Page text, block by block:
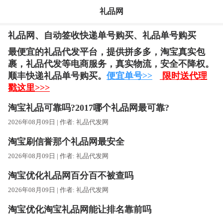
礼品网
礼品网、自动签收快递单号购买、礼品单号购买
最便宜的礼品代发平台，提供拼多多，淘宝真实包
裹，礼品代发等电商服务， 真实物流，安全不降权。
顺丰快递礼品单号购买。 便宜单号>>
限时送代理
戳这里>>>
淘宝礼品可靠吗?2017哪个礼品网最可靠?
2026年08月09日 | 作者: 礼品代发网
淘宝刷信誉那个礼品网最安全
2026年08月09日 | 作者: 礼品代发网
淘宝优化礼品网百分百不被查吗
2026年08月09日 | 作者: 礼品代发网
淘宝优化淘宝礼品网能让排名靠前吗